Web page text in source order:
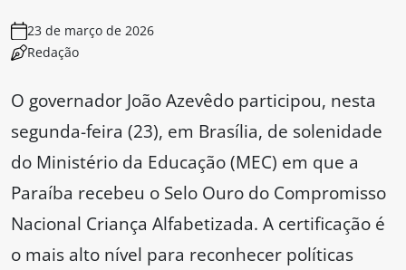
23 de março de 2026
Redação
O governador João Azevêdo participou, nesta
segunda-feira (23), em Brasília, de solenidade
do Ministério da Educação (MEC) em que a
Paraíba recebeu o Selo Ouro do Compromisso
Nacional Criança Alfabetizada. A certificação é
o mais alto nível para reconhecer políticas